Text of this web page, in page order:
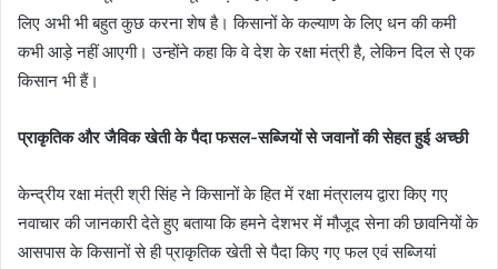
लिए अभी भी बहुत कुछ करना शेष है। किसानों के कल्याण के लिए धन की कमी
कभी आड़े नहीं आएगी। उन्होंने कहा कि वे देश के रक्षा मंत्री है, लेकिन दिल से एक
किसान भी हैं।
प्राकृतिक और जैविक खेती के पैदा फसल-सब्जियों से जवानों की सेहत हुई अच्छी
केन्द्रीय रक्षा मंत्री श्री सिंह ने किसानों के हित में रक्षा मंत्रालय द्वारा किए गए
नवाचार की जानकारी देते हुए बताया कि हमने देशभर में मौजूद सेना की छावनियों के
आसपास के किसानों से ही प्राकृतिक खेती से पैदा किए गए फल एवं सब्जियां